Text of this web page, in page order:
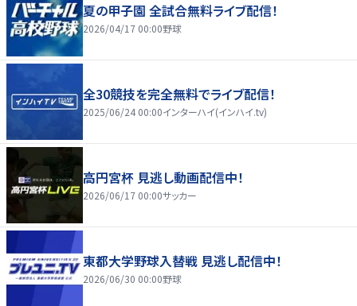
夏の甲子園 全試合無料ライブ配信！
2026/04/17 00:00野球
全30競技を完全無料でライブ配信！
2025/06/24 00:00インターハイ(インハイ.tv)
高円宮杯 見逃し動画配信中！
2026/06/17 00:00サッカー
東都大学野球入替戦 見逃し配信中！
2026/06/30 00:00野球